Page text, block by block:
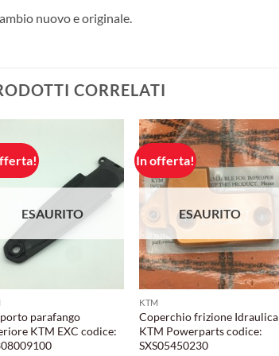
nuovo e originale.
CORRELATI
Aggiungi
alla lista
dei
desideri
ESAURITO
parafango
KTM EXC codice:
In offerta!
Aggiungi
alla lista
dei
desideri
ESAURITO
KTM
Coperchio frizione Idraulica
KTM Powerparts codice:
SXS05450230